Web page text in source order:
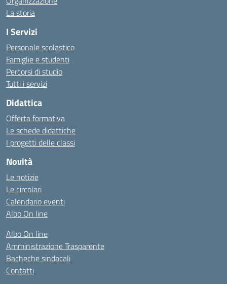
La storia
I Servizi
Personale scolastico
Famiglie e studenti
Percorsi di studio
Tutti i servizi
Didattica
Offerta formativa
Le schede didattiche
I progetti delle classi
Novità
Le notizie
Le circolari
Calendario eventi
Albo On line
Albo On line
Amministrazione Trasparente
Bacheche sindacali
Contatti